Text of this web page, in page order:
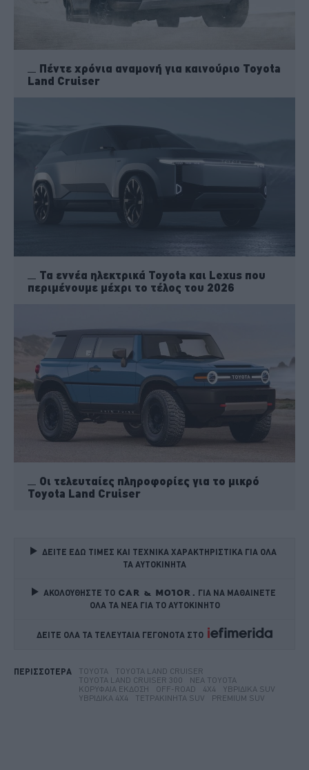
Πέντε χρόνια αναμονή για καινούριο Toyota
Land Cruiser
Τα εννέα ηλεκτρικά Toyota και Lexus που
περιμένουμε μέχρι το τέλος του 2026
Οι τελευταίες πληροφορίες για το μικρό
Toyota Land Cruiser
ΔΕΙΤΕ ΕΔΩ ΤΙΜΕΣ ΚΑΙ ΤΕΧΝΙΚΑ ΧΑΡΑΚΤΗΡΙΣΤΙΚΑ ΓΙΑ ΟΛΑ
ΤΑ ΑΥΤΟΚΙΝΗΤΑ
ΑΚΟΛΟΥΘΗΣΤΕ ΤΟ
ΓΙΑ ΝΑ ΜΑΘΑΙΝΕΤΕ
ΟΛΑ ΤΑ ΝΕΑ ΓΙΑ ΤΟ ΑΥΤΟΚΙΝΗΤΟ
ΔΕΙΤΕ ΟΛΑ ΤΑ ΤΕΛΕΥΤΑΙΑ ΓΕΓΟΝΟΤΑ ΣΤΟ
ΠΕΡΙΣΣΟΤΕΡΑ TOYOTA
TOYOTA LAND CRUISER
TOYOTA LAND CRUISER 300
ΝΈΑ TOYOTA
ΚΟΡΥΦΑΊΑ ΈΚΔΟΣΗ
OFF-ROAD 4X4
ΥΒΡΙΔΙΚΆ SUV
ΥΒΡΙΔΙΚΆ 4X4
ΤΕΤΡΑΚΊΝΗΤΑ SUV PREMIUM SUV